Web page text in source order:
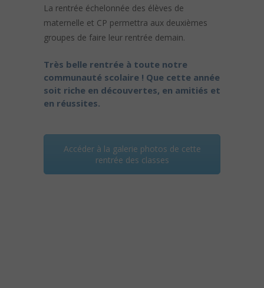
La rentrée échelonnée des élèves de
maternelle et CP permettra aux deuxièmes
groupes de faire leur rentrée demain.
Très belle rentrée à toute notre
communauté scolaire ! Que cette année
soit riche en découvertes, en amitiés et
en réussites.
Accéder à la galerie photos de cette
rentrée des classes